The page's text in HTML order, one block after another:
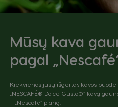
Mūsų kava
pagal
Kiekvienas jūsų išgertas kavos
„NESCAFÉ® Dolce Gusto®“ kavą
– „Nescafé“ planą.